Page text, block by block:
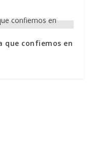
que confiemos en